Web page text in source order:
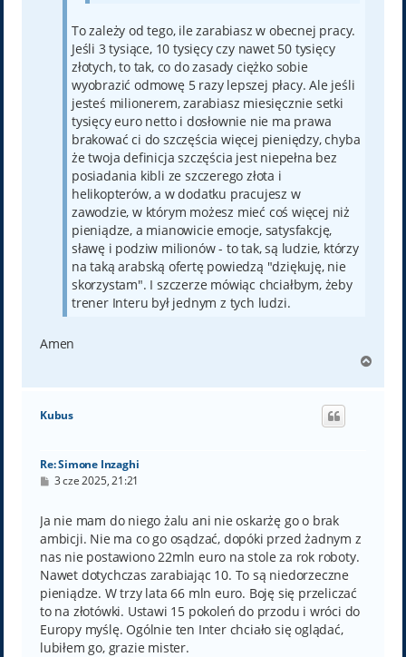
To zależy od tego, ile zarabiasz w obecnej pracy.
Jeśli 3 tysiące, 10 tysięcy czy nawet 50 tysięcy
złotych, to tak, co do zasady ciężko sobie
wyobrazić odmowę 5 razy lepszej płacy. Ale jeśli
jesteś milionerem, zarabiasz miesięcznie setki
tysięcy euro netto i dosłownie nie ma prawa
brakować ci do szczęścia więcej pieniędzy, chyba
że twoja definicja szczęścia jest niepełna bez
posiadania kibli ze szczerego złota i
helikopterów, a w dodatku pracujesz w
zawodzie, w którym możesz mieć coś więcej niż
pieniądze, a mianowicie emocje, satysfakcję,
sławę i podziw milionów - to tak, są ludzie, którzy
na taką arabską ofertę powiedzą "dziękuję, nie
skorzystam". I szczerze mówiąc chciałbym, żeby
trener Interu był jednym z tych ludzi.
Amen
g
Kubus
Re: Simone Inzaghi
P3 cze 2025, 21:21
Ja nie mam do niego żalu ani nie oskarżę go o brak
ambicji. Nie ma co go osądzać, dopóki przed żadnym z
nas nie postawiono 22mln euro na stole za rok roboty.
Nawet dotychczas zarabiając 10. To są niedorzeczne
pieniądze. W trzy lata 66 mln euro. Boję się przeliczać
to na złotówki. Ustawi 15 pokoleń do przodu i wróci do
Europy myślę. Ogólnie ten Inter chciało się oglądać,
lubiłem go, grazie mister.